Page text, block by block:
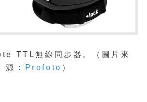
TTL無線同步器。
（圖片來
源：
Profoto ）